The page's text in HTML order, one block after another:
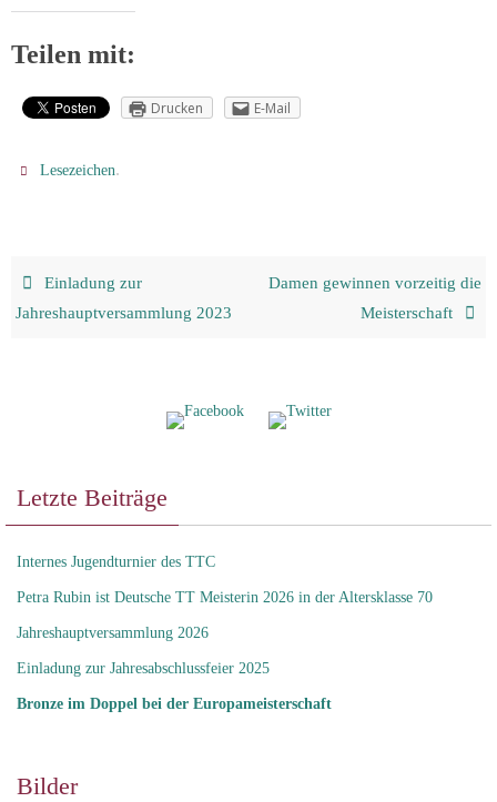
Teilen mit:
Drucken E-Mail
Lesezeichen.
Einladung zur
Jahreshauptversammlung 2023
Damen gewinnen vorzeitig die
Meisterschaft
Letzte Beiträge
Internes Jugendturnier des TTC
Petra Rubin ist Deutsche TT Meisterin 2026 in der Altersklasse 70
Jahreshauptversammlung 2026
Einladung zur Jahresabschlussfeier 2025
Bronze im Doppel bei der Europameisterschaft
Bilder